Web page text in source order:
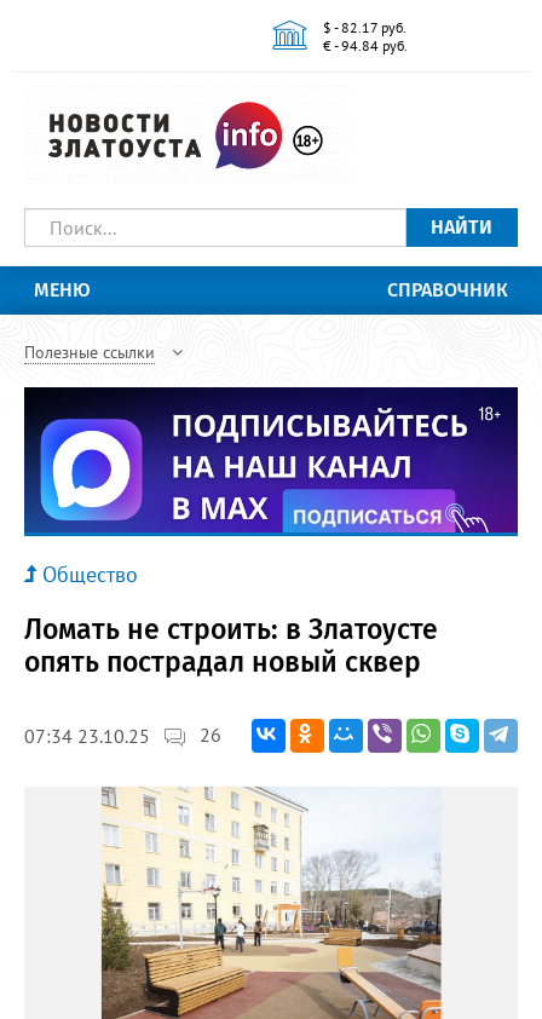
$ - 82.17 руб.
€ - 94.84 руб.
НАЙТИ
МЕНЮ СПРАВОЧНИК
Полезные ссылки
Общество
Ломать не строить: в Златоусте
опять пострадал новый сквер
07:34 23.10.25 26